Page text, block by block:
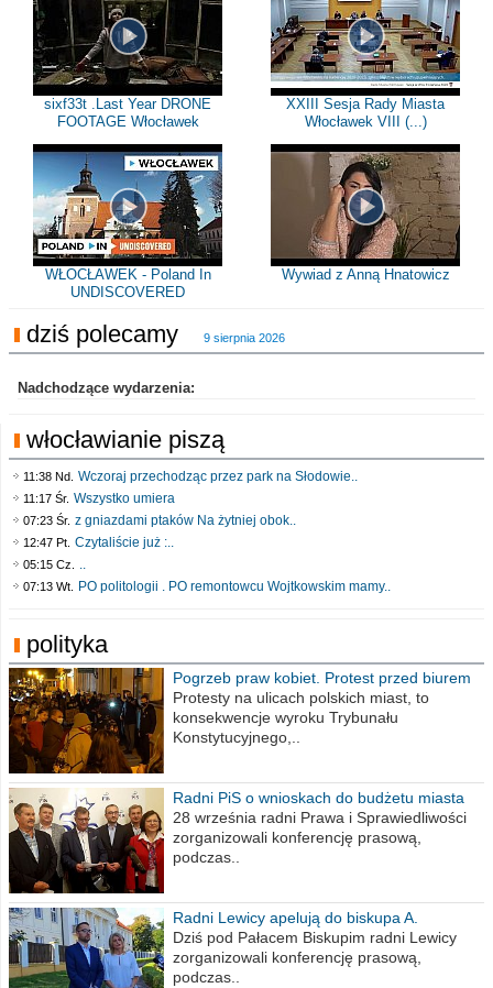
sixf33t .Last Year DRONE
FOOTAGE Włocławek
XXIII Sesja Rady Miasta
Włocławek VIII (...)
WŁOCŁAWEK - Poland In
UNDISCOVERED
Wywiad z Anną Hnatowicz
dziś polecamy 9 sierpnia 2026
Nadchodzące wydarzenia:
włocławianie piszą
11:38 Nd. Wczoraj przechodząc przez park na Słodowie..
11:17 Śr. Wszystko umiera
07:23 Śr. z gniazdami ptaków Na żytniej obok..
12:47 Pt. Czytaliście już :..
05:15 Cz. ..
07:13 Wt. PO politologii . PO remontowcu Wojtkowskim mamy..
polityka
Pogrzeb praw kobiet. Protest przed biurem
poselskim PiS
Protesty na ulicach polskich miast, to
konsekwencje wyroku Trybunału
Konstytucyjnego,..
Radni PiS o wnioskach do budżetu miasta
na 2021 rok
28 września radni Prawa i Sprawiedliwości
zorganizowali konferencję prasową,
podczas..
Radni Lewicy apelują do biskupa A.
Wiesława Meringa
Dziś pod Pałacem Biskupim radni Lewicy
zorganizowali konferencję prasową,
podczas..